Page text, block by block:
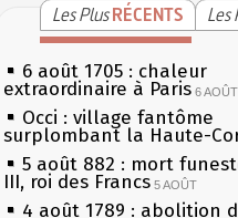
Les Plus RÉCENTS Les
6 août 1705 : chaleur
extraordinaire à Paris 6 AOÛT
Occi : village fantôme
surplombant la Haute-
5 août 882 : mort
III, roi des Francs 5 AOÛT
4 août 1789 : abolition